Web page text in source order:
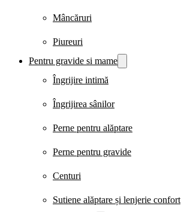
Mâncăruri
Piureuri
Pentru gravide si mame
Îngrijire intimă
Îngrijirea sânilor
Perne pentru alăptare
Perne pentru gravide
Centuri
Sutiene alăptare și lenjerie confort